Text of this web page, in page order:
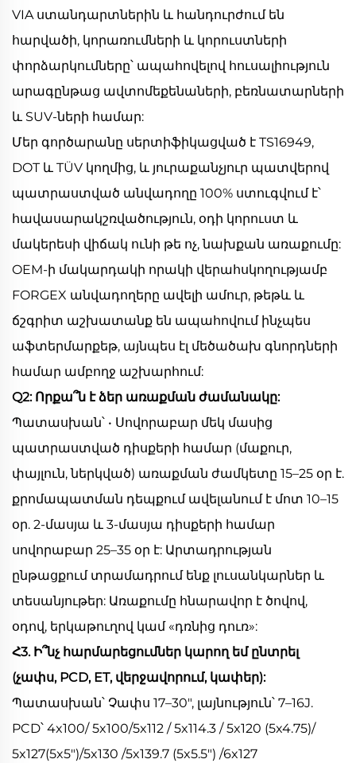
VIA ստանդարտներին և հանդուրժում են
հարվածի, կորառումների և կորուստների
փորձարկումները՝ ապահովելով հուսալիություն
արագընթաց ավտոմեքենաների, բեռնատարների
և SUV-ների համար:
Մեր գործարանը սերտիֆիկացված է TS16949,
DOT և TÜV կողմից, և յուրաքանչյուր պատվերով
պատրաստված անվադողը 100% ստուգվում է՝
հավասարակշռվածություն, օդի կորուստ և
մակերեսի վիճակ ունի թե ոչ, նախքան առաքումը:
OEM-ի մակարդակի որակի վերահսկողությամբ
FORGEX անվադողերը ավելի ամուր, թեթև և
ճշգրիտ աշխատանք են ապահովում ինչպես
աֆտերմարքեթ, այնպես էլ մեծածախ գնորդների
համար ամբողջ աշխարհում:
Q2: Որքա՞ն է ձեր առաքման ժամանակը:
Պատասխան՝ • Սովորաբար մեկ մասից
պատրաստված դիսքերի համար (մաքուր,
փայլուն, ներկված) առաքման ժամկետը 15–25 օր է.
քրոմապատման դեպքում ավելանում է մոտ 10–15
օր. 2-մասյա և 3-մասյա դիսքերի համար
սովորաբար 25–35 օր է: Արտադրության
ընթացքում տրամադրում ենք լուսանկարներ և
տեսանյութեր: Առաքումը հնարավոր է ծովով,
օդով, երկաթուղով կամ «դռնից դուռ»:
Հ3. Ի՞նչ հարմարեցումներ կարող եմ ընտրել
(չափս, PCD, ET, վերջավորում, կափեր):
Պատասխան՝ Չափս 17–30", լայնություն՝ 7–16J.
PCD՝ 4x100/ 5x100/5x112 / 5x114.3 / 5x120 (5x4.75)/
5x127(5x5")/5x130 /5x139.7 (5x5.5") /6x127